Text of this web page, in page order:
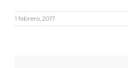
1 febrero, 2017